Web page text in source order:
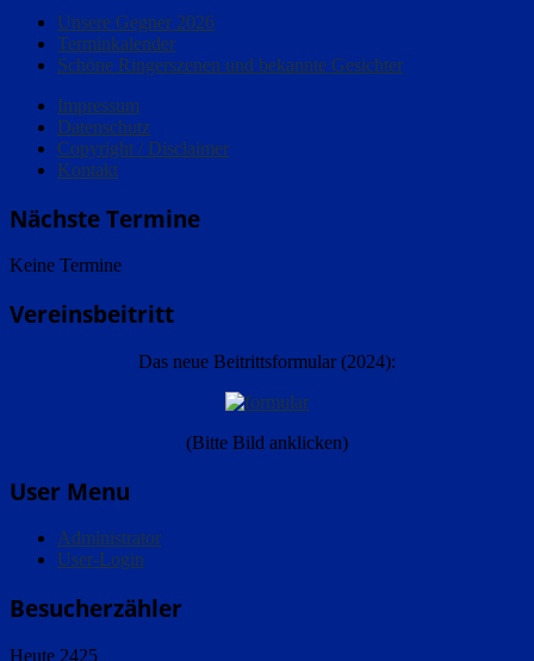
Unsere Gegner 2026
Terminkalender
Schöne Ringerszenen und bekannte Gesichter
Impressum
Datenschutz
Copyright / Disclaimer
Kontakt
Nächste Termine
Keine Termine
Vereinsbeitritt
Das neue Beitrittsformular (2024):
(Bitte Bild anklicken)
User Menu
Administrator
User-Login
Besucherzähler
Heute 2425